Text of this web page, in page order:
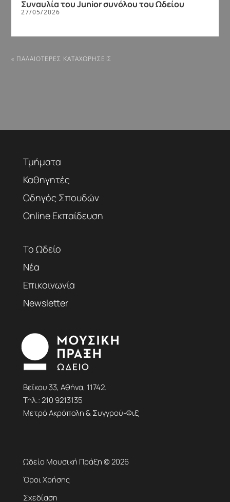
Συναυλία του Junior συνόλου του Ωδείου
27/05/2026
« ΠΑΛΑΙΌΤΕΡΕΣ ΚΑΤΑΧΩΡΉΣΕΙΣ
Τμήματα
Καθηγητές
Οδηγός Σπουδών
Online Εκπαίδευση
Το Ωδείο
Νέα
Επικοινωνία
Newsletter
Βεΐκου 33, Αθήνα, 11742.
Τηλ.:210 9213135
Μετρό Ακρόπολη & Συγγρού-Φιξ
Ωδείο Μουσική Πράξη © 2026
Όροι Χρήσης
Σχεδίαση